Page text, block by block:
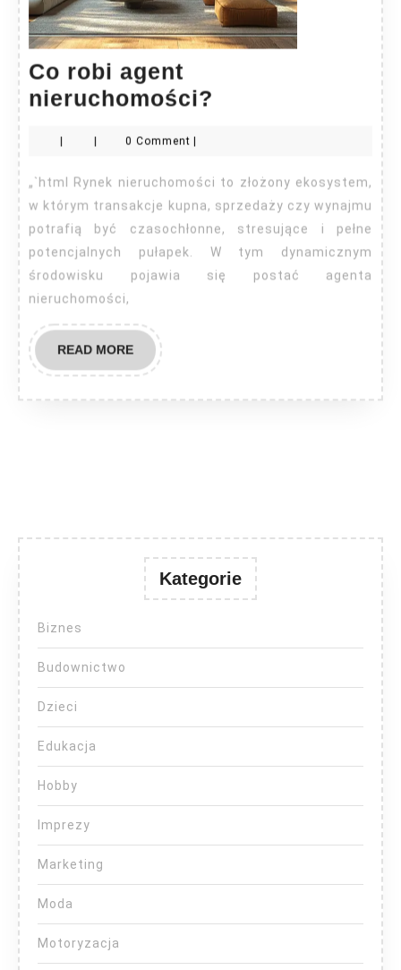
Co robi agent
nieruchomości?
nieruchomości?
0 Comment
„`html Rynek nieruchomości to złożony ekosystem,
w którym transakcje kupna, sprzedaży czy wynajmu
potrafią być czasochłonne, stresujące i pełne
potencjalnych pułapek. W tym dynamicznym
środowisku pojawia się postać agenta
nieruchomości,
READ MOREREAD
MORE
Kategorie
Biznes
Budownictwo
Dzieci
Edukacja
Hobby
Imprezy
Marketing
Moda
Motoryzacja